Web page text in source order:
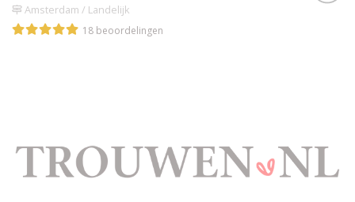
Amsterdam / Landelijk
18 beoordelingen